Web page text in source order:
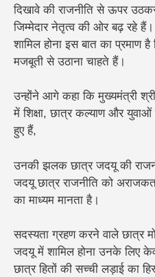
दिखावे की राजनीति से ऊपर
जिम्मेदार नेतृत्व की ओर बढ़ रहे
शामिल होना इस बात का प्रमाण
मजबूती से उठाना चाहते हैं।
उन्होंने आगे कहा कि मुख्यमंत्री
में शिक्षा, छात्र कल्याण और
हुए हैं,
उनकी झलक छात्र जदयू की
जदयू छात्र राजनीति को
का माध्यम मानता है।
सदस्यता ग्रहण करने वाले छात्र
जदयू में शामिल होना उनके लिए
छात्र हितों की सच्ची लड़ाई का